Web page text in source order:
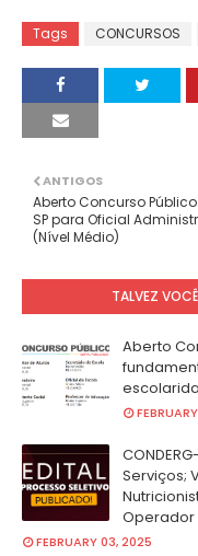
Tags CONCURSOS
ANTIGOS
Aberto Concurso
SP para Oficial
(Nível Médio)
TALVEZ
Aberto
Serviços;
Operador
FEBRUARY 03, 2025